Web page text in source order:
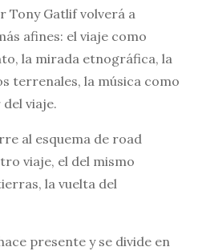
Tony Gatlif volverá a
afines: el viaje como
la mirada etnográfica, la
terrenales, la música como
viaje.
al esquema de road
viaje, el del mismo
la vuelta del
presente y se divide en